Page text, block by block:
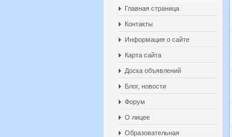
Главная страница
Контакты
Информация о сайте
Карта сайта
Доска объявлений
Блог, новости
Форум
О лицее
Образовательная